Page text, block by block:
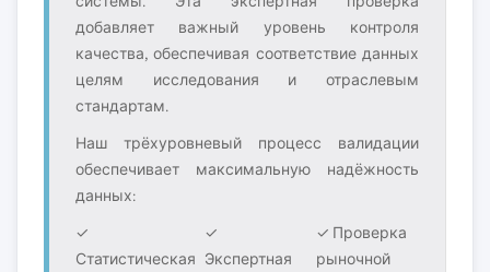
добавляет важный уровень контроля
качества, обеспечивая соответствие данных
целям исследования и отраслевым
стандартам.
Наш трёхуровневый процесс валидации
обеспечивает максимальную надёжность
данных:
✓
Статистическая
✓
Экспертная
✓ Проверка
рыночной